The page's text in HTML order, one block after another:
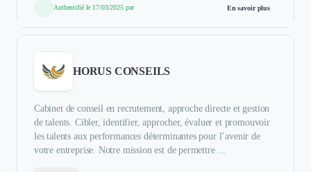
Authentifié le 17/03/2025 par En savoir plus
HORUS CONSEILS
Cabinet de conseil en recrutement, approche directe et gestion
de talents. Cibler, identifier, approcher, évaluer et promouvoir
les talents aux performances déterminantes pour l’avenir de
votre entreprise. Notre mission est de permettre ...